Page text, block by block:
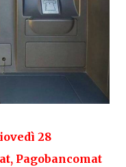
28
Pagobancomat